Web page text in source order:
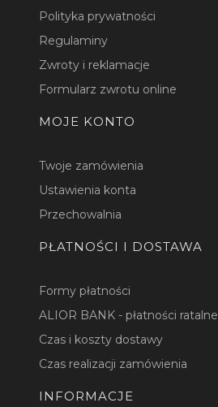
Polityka prywatności
Regulaminy
Zwroty i reklamacje
Formularz zwrotu online
MOJE KONTO
Twoje zamówienia
Ustawienia konta
Przechowalnia
PŁATNOŚCI I DOSTAWA
Formy płatności
ALIOR BANK - płatności ratalne
Czas i koszty dostawy
Czas realizacji zamówienia
INFORMACJE